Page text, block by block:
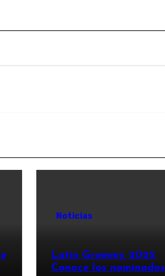
Noticias
Latin Grammy 2025:
Conoce los nominados